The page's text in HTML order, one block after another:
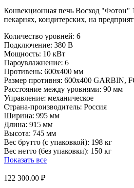
Конвекционная печь Восход "Фотон"
пекарнях, кондитерских, на
Количество уровней: 6
Подключение: 380 В
Мощность: 10 кВт
Пароувлажнение: 6
Противень: 600х400 мм
Размер противня: 600х400 GARBIN,
Расстояние между уровнями: 90 мм
Управление: механическое
Страна-производитель: Россия
Ширина: 995 мм
Длина: 915 мм
Высота: 745 мм
Вес брутто (с упаковкой): 198 кг
Вес нетто (без упаковки): 150 кг
Показать все
122 300.00 ₽